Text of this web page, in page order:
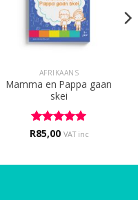
AFRIKAANS
Mamma en Pappa gaan
skei
Rated 5
R85,00 VAT inc